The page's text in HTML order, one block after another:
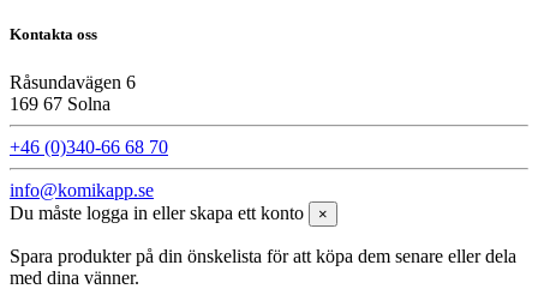
Kontakta oss
Råsundavägen 6
169 67 Solna
+46 (0)340-66 68 70
info@komikapp.se
Du måste logga in eller skapa ett konto
×
Spara produkter på din önskelista för att köpa dem senare eller dela
med dina vänner.